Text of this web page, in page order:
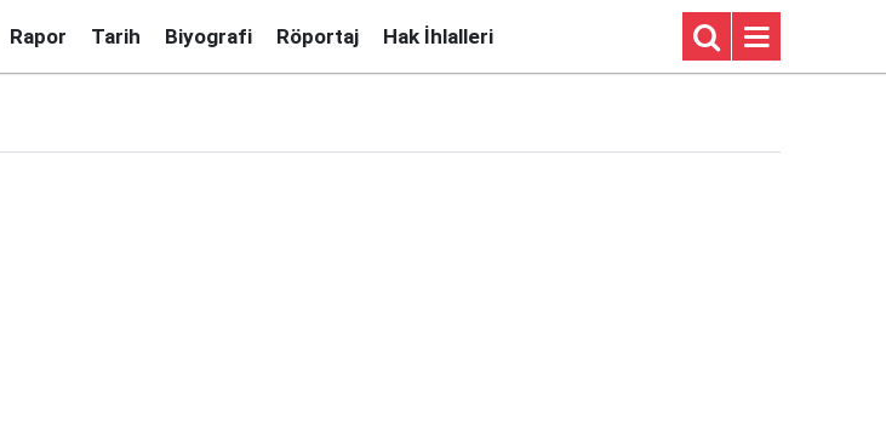
Rapor Tarih Biyografi Röportaj Hak İhlalleri